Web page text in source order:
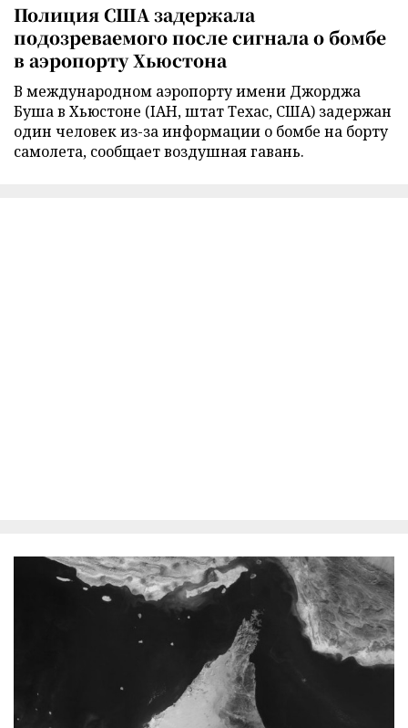
Полиция США задержала
подозреваемого после сигнала о бомбе
в аэропорту Хьюстона
В международном аэропорту имени Джорджа
Буша в Хьюстоне (IAH, штат Техас, США) задержан
один человек из-за информации о бомбе на борту
самолета, сообщает воздушная гавань.